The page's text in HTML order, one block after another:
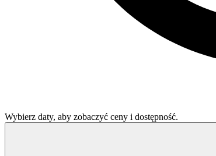
Wybierz daty, aby zobaczyć ceny i dostępność.